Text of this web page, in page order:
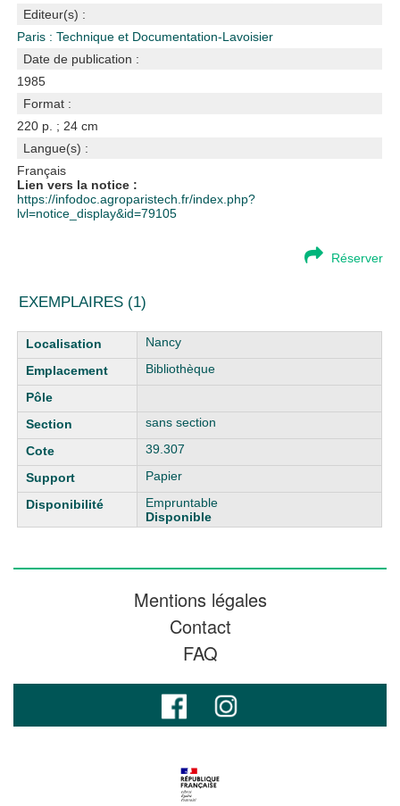
Editeur(s) :
Paris : Technique et Documentation-Lavoisier
Date de publication :
1985
Format :
220 p. ; 24 cm
Langue(s) :
Français
Lien vers la notice :
https://infodoc.agroparistech.fr/index.php?
lvl=notice_display&id=79105
Réserver
EXEMPLAIRES (1)
Liste des exemplaires
Nancy
Bibliothèque
sans section
39.307
Papier
Empruntable
Disponible
Mentions légales
Contact
FAQ